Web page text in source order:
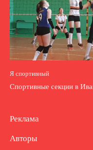
Я спортивный
Спортивные секции в
Реклама
Авторы